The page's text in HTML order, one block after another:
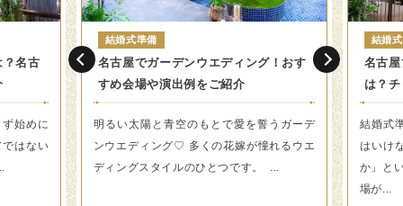
？名古
始めに
はない
結婚式準備
名古屋でガーデンウエディング！おす
すめ会場や演出例をご紹介
明るい太陽と青空のもとで愛を誓うガーデ
ンウエディング♡ 多くの花嫁が憧れるウエ
ディングスタイルのひとつです。 ...
結婚
名古
は？
結婚式
はいけ
か」と
場が...